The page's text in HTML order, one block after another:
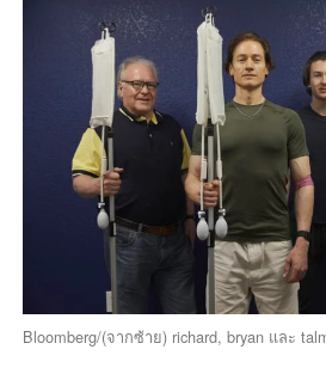
Bloomberg/(จากซ้าย) richard, bryan และ